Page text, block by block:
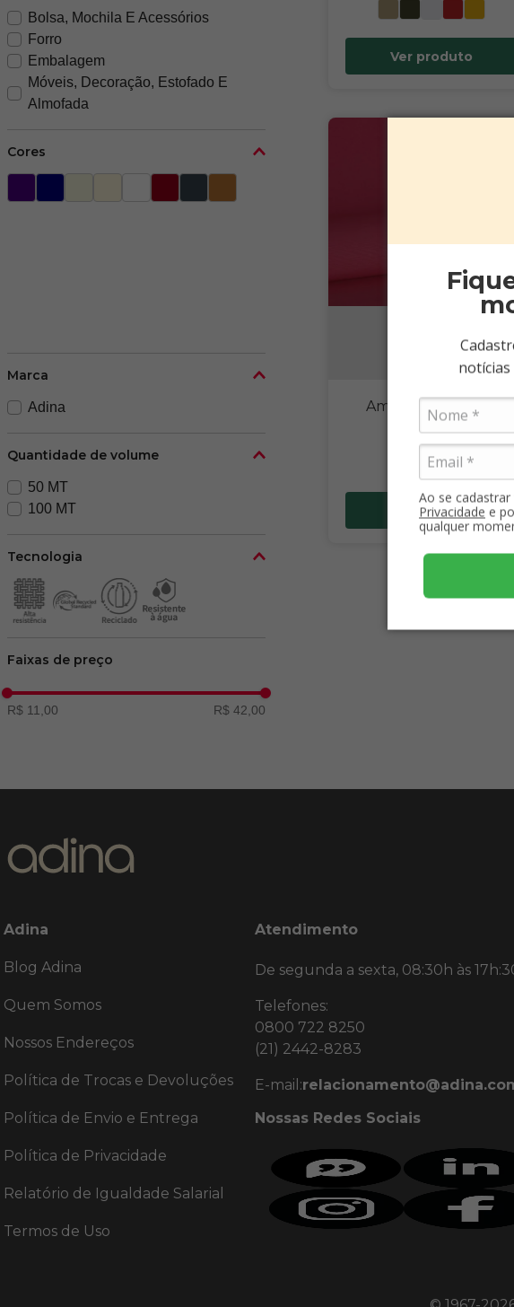
Ao se
Privacidade e
qualquer
Bolsa, Mochila E Acessórios
Forro
Embalagem
Móveis, Decoração, Estofado E
Almofada
Cores
Marca
Adina
Quantidade de volume
50 MT
100 MT
Tecnologia
Faixas de preço
R$ 11,00 R$ 42,00
Ver produto
Amalfi / Mt - Adina
Ver produto
Adina
Blog Adina
Quem Somos
Nossos Endereços
Política de Trocas e Devoluções
Política de Envio e Entrega
Política de Privacidade
Relatório de Igualdade Salarial
Termos de Uso
Atendimento
De segunda a sexta, 08:30h às
Telefones:
0800 722 8250
(21) 2442-8283
E-mail:
Nossas Redes Sociais